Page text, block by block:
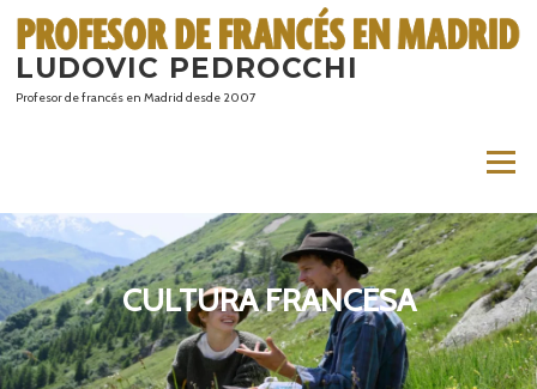
contenido
LUDOVIC PEDROCCHI
Profesor de francés en Madrid desde 2007
Menú
CULTURA FRANCESA